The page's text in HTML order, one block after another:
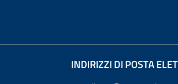
INDIRIZZI DI POSTA